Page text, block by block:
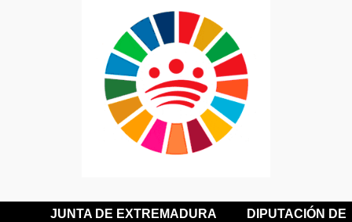
JUNTA DE EXTREMADURA
DIPUTACIÓN DE